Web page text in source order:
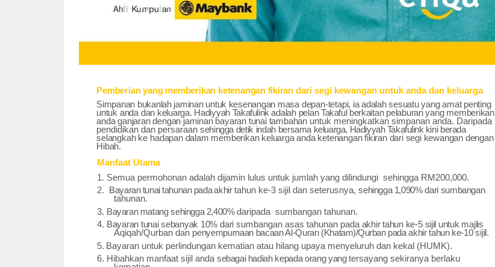
Pemberian yang memberikan ketenangan fikiran dari segi kewangan untuk anda dan keluarga
Simpanan bukanlah jaminan untuk kesenangan masa depan-tetapi, ia adalah sesuatuyang amat penting
untuk anda dan keluarga. Hadiyyah Takafulinkadalah pelanTakaful berkaitan pelaburanyang memberikan
anda ganjaran dengan jaminan bayaran tunai tambahan untuk meningkatkan simpanan anda. Daripada
pendidikan dan persaraansehingga detik indah bersama keluarga, HadiyyahTakafulink kini berada
selangkah ke hadapan dalam memberikan keluarga anda ketenangan fikiran dari segi kewangan dengan
Hibah.
Manfaat Utama
1. Semua permohonan adalah dijamin lulus untuk jumlah yang dilindungi sehingga RM200,000.
2. Bayarantunaitahunan padaakhirtahun ke-3 sijil dan seterusnya,sehingga1,090% dari sumbangan
tahunan.
3. Bayaran matangsehingga 2,400%daripada sumbangan tahunan.
4. Bayaran tunai sebanyak 10%dari sumbangan asas tahunan pada akhir tahun ke-5 sijil untuk majlis
Aqiqah/Qurban dan penyempurnaan bacaan Al-Quran (Khatam)/Qurban pada akhirtahun ke-10 sijil.
5. Bayaran untuk perlindungan kematian atau hilang upaya menyeluruh dan kekal (HUMK).
6. Hibahkan manfaat sijil anda sebagai hadiah kepada orangyangtersayang sekiranya berlaku